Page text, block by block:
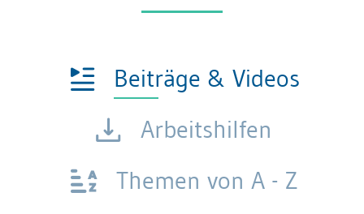
Beiträge & Videos
Arbeitshilfen
Themen von A - Z